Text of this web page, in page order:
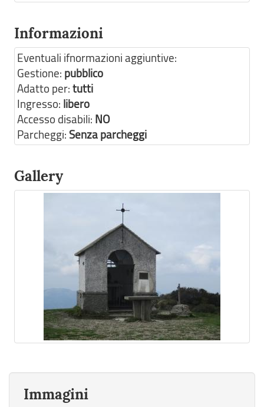
Informazioni
Eventuali ifnormazioni aggiuntive:
Gestione: pubblico
Adatto per:tutti
Ingresso: libero
Accesso disabili: NO
Parcheggi: Senza parcheggi
Gallery
Immagini